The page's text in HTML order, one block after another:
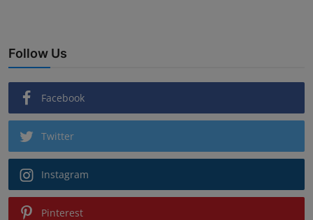
Follow Us
Facebook
Twitter
Instagram
Pinterest